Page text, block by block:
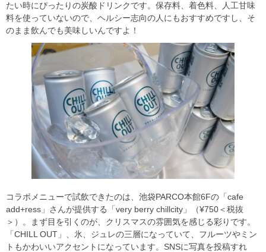
たい時にぴったりの炭酸ドリンクです。保存料、着色料、人工甘味
料を使っていないので、ヘルシー志向の人にもおすすめですし、そ
のまま飲んでも美味しいんですよ！
コラボメニューで試飲できたのは、池袋PARCO本館6Fの「cafe
add+ress」さんが提供する「very berry chillcity」（¥750＜税抜
＞）。まず目を引くのが、クリスマスの雰囲気を感じる彩りです。
「CHILL OUT」、氷、ジュレの三層になっていて、フルーツやミン
トもかわいいアクセントになっています。SNSに写真を投稿すれ